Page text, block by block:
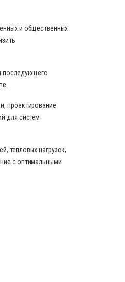
и общественных
последующего
проектирование
для систем
тепловых нагрузок,
с оптимальными